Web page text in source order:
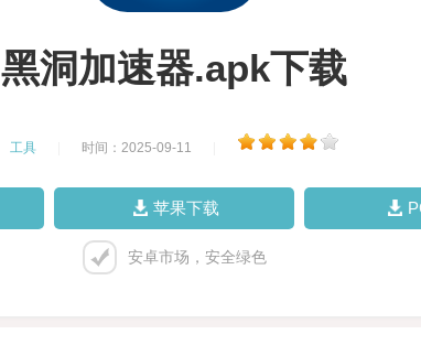
黑洞加速器.apk下载
工具 时间：2025-09-11
苹果下载
安卓市场，安全绿色